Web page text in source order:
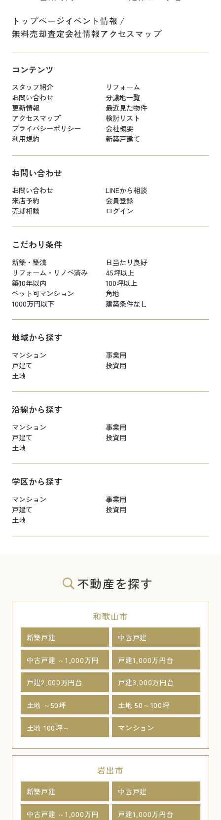
トップページイベント情報
無料売却査定会社情報アクセスマップ
コンテンツ
スタッフ紹介
リフォーム
お問い合わせ
分譲地一覧
更新情報
最近見た物件
アクセスマップ
検討リスト
プライバシーポリシー
会社概要
利用規約
新築戸建て
お問い合わせ
お問い合わせ
LINEから相談
来店予約
会員登録
売却相談
ログイン
こだわり条件
新築・築浅
日当たり良好
リフォーム・リノベ済み
45坪以上
築10年以内
100坪以上
ペット可マンション
角地
1000万円以下
建築条件なし
地域から探す
マンション
事業用
戸建て
投資用
土地
沿線から探す
マンション
事業用
戸建て
投資用
土地
学区から探す
マンション
事業用
戸建て
投資用
土地
不動産を探す
和歌山市
新築戸建 中古戸建
中古戸建 ～1,000万円 戸建1,000万円台
戸建2,000万円台 戸建3,000万円台
土地 ～50坪 土地 50～100坪
土地 100坪～ マンション
岩出市
新築戸建 中古戸建
中古戸建 ～1,000万円 戸建1,000万円台